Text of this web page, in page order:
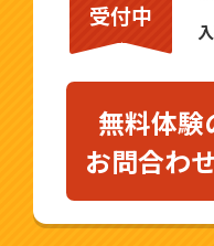
受付中
無料体験
お問合わ